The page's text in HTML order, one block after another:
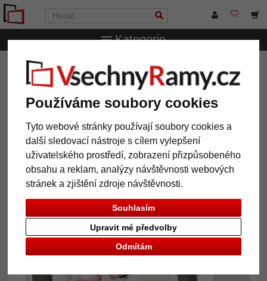
Používáme soubory cookies
Tyto webové stránky používají soubory cookies a
další sledovací nástroje s cílem vylepšení
uživatelského prostředí, zobrazení přizpůsobeného
obsahu a reklam, analýzy návštěvnosti webových
stránek a zjištění zdroje návštěvnosti.
Souhlasím
Odmítám
Upravit mé předvolby
Kategorie
VsechnRamy.cz Formáty rámů
13x18 cm
Fotorámeček s hloubkovým efektem
Fotorámeček s hloubkovým
efektem